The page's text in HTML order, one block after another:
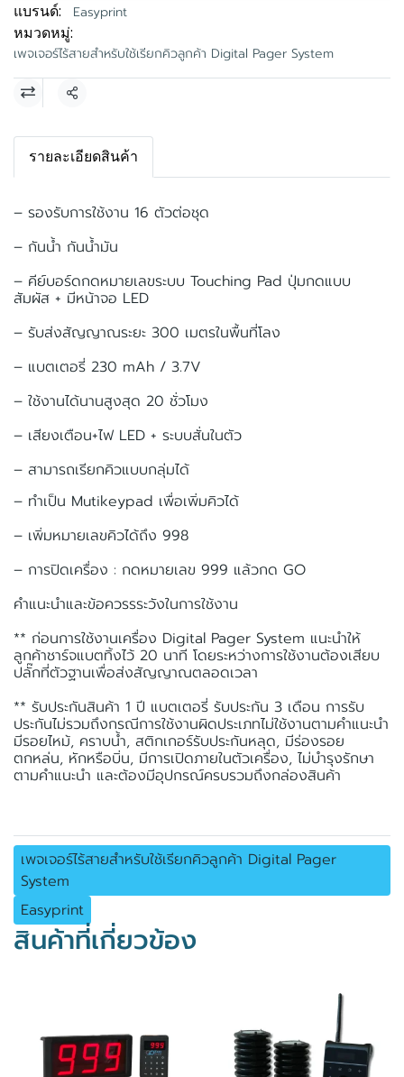
แบรนด์: Easyprint
หมวดหมู่:
เพจเจอร์ไร้สายสำหรับใช้เรียกคิวลูกค้า Digital Pager System
แชร์
รายละเอียดสินค้า
– รองรับการใช้งาน 16 ตัวต่อชุด
– กันน้ำ กันน้ำมัน
– คีย์บอร์ดกดหมายเลขระบบ Touching Pad ปุ่มกดแบบ
สัมผัส + มีหน้าจอ LED
– รับส่งสัญญาณระยะ 300 เมตรในพื้นที่โลง
– แบตเตอรี่ 230 mAh / 3.7V
– ใช้งานได้นานสูงสุด 20 ชั่วโมง
– เสียงเตือน+ไฟ LED + ระบบสั่นในตัว
– สามารถเรียกคิวแบบกลุ่มได้
– ทำเป็น Mutikeypad เพื่อเพิ่มคิวได้
– เพิ่มหมายเลขคิวได้ถึง 998
– การปิดเครื่อง : กดหมายเลข 999 แล้วกด GO
คำแนะนำและข้อควรรระวังในการใช้งาน
** ก่อนการใช้งานเครื่อง Digital Pager System แนะนำให้
ลูกค้าชาร์จแบตทิ้งไว้ 20 นาที โดยระหว่างการใช้งานต้องเสียบ
ปลั๊กที่ตัวฐานเพื่อส่งสัญญาณตลอดเวลา
** รับประกันสินค้า 1 ปี แบตเตอรี่ รับประกัน 3 เดือน การรับ
ประกันไม่รวมถึงกรณีการใช้งานผิดประเภทไม่ใช้งานตามคำแนะนำ
มีรอยไหม้, คราบน้ำ, สติกเกอร์รับประกันหลุด, มีร่องรอย
ตกหล่น, หักหรือบิ่น, มีการเปิดภายในตัวเครื่อง, ไม่บำรุงรักษา
ตามคำแนะนำ และต้องมีอุปกรณ์ครบรวมถึงกล่องสินค้า
เพจเจอร์ไร้สายสำหรับใช้เรียกคิวลูกค้า Digital Pager
System
Easyprint
สินค้าที่เกี่ยวข้อง